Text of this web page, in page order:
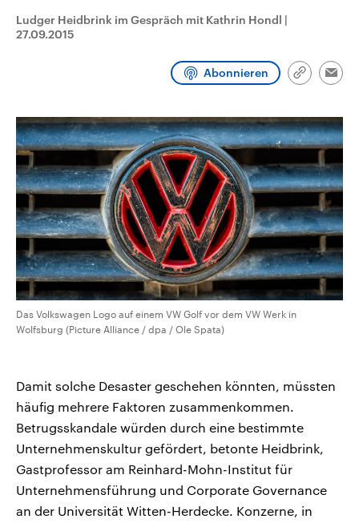
Wahl.
Audio-Archiv
Ludger Heidbrink im Gespräch mit Kathrin Hondl |
27.09.2015
Abonnieren
Link
Das Volkswagen Logo auf einem VW Golf vor dem VW Werk in
Wolfsburg (Picture Alliance / dpa / Ole Spata)
Damit solche Desaster geschehen könnten, müssten
häufig mehrere Faktoren zusammenkommen.
Betrugsskandale würden durch eine bestimmte
Unternehmenskultur gefördert, betonte Heidbrink,
Gastprofessor am Reinhard-Mohn-Institut für
Unternehmensführung und Corporate Governance
an der Universität Witten-Herdecke. Konzerne, in